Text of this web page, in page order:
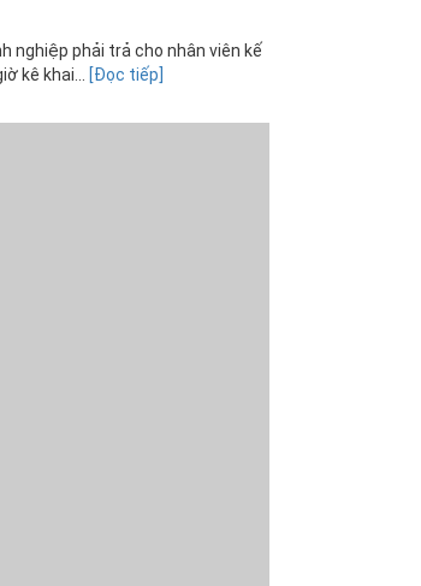
nghiệp phải trả cho nhân viên kế
kê khai...
[Đọc tiếp]